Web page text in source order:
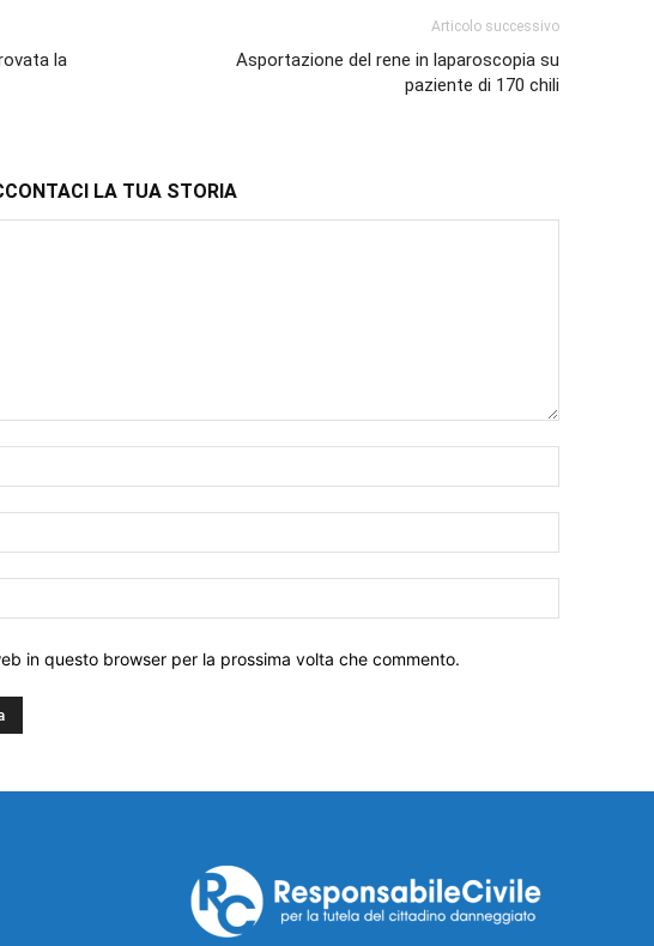
la
Articolo successivo
Asportazione del rene in laparoscopia su
paziente di 170 chili
LA TUA STORIA
in questo browser per la prossima volta che commento.